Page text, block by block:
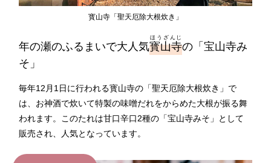
寳山寺「聖天厄除大根炊き」
年の瀬のふるまいで大人気寳山寺
ほうざんじ
の「宝山寺み
そ」
毎年12月1日に行われる寳山寺の「聖天厄除大根炊き」で
は、お神酒で炊いて特製の味噌だれをからめた大根が振る舞
われます。このたれは甘口辛口2種の「宝山寺みそ」として
販売され、人気となっています。